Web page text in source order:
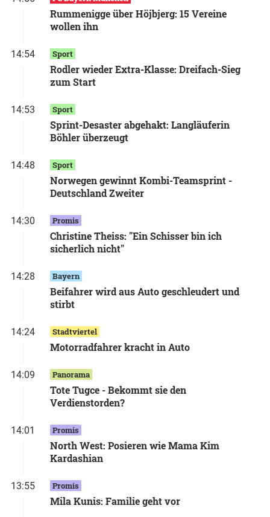
Rummenigge über Höjbjerg: 15 Vereine
wollen ihn
14:54 Sport
Rodler wieder Extra-Klasse: Dreifach-Sieg
zum Start
14:53 Sport
Sprint-Desaster abgehakt: Langläuferin
Böhler überzeugt
14:48 Sport
Norwegen gewinnt Kombi-Teamsprint -
Deutschland Zweiter
14:30 Promis
Christine Theiss: "Ein Schisser bin ich
sicherlich nicht"
14:28 Bayern
Beifahrer wird aus Auto geschleudert und
stirbt
14:24 Stadtviertel
Motorradfahrer kracht in Auto
14:09 Panorama
Tote Tugce - Bekommt sie den
Verdienstorden?
14:01 Promis
North West: Posieren wie Mama Kim
Kardashian
13:55 Promis
Mila Kunis: Familie geht vor